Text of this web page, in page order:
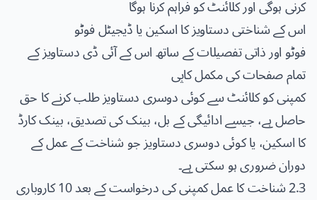
کرنی ہوگی اور کلائنٹ کو فراہم کرنا ہوگا
اس کے شناختی دستاویز کا اسکین یا ڈیجیٹل فوٹو
فوٹو اور ذاتی تفصیلات کے ساتھ اس کے آئی ڈی دستاویز کے
تمام صفحات کی مکمل کاپی
کمپنی کو کلائنٹ سے کوئی دوسری دستاویز طلب کرنے کا حق
حاصل ہے، جیسے ادائیگی کے بل، بینک کی تصدیق، بینک کارڈ
کا اسکین، یا کوئی دوسری دستاویز جو شناخت کے عمل کے
دوران ضروری ہو سکتی ہے۔
2.3 شناخت کا عمل کمپنی کی درخواست کے بعد 10 کاروباری